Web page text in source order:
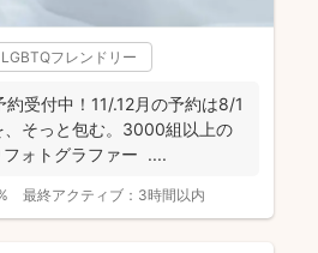
LGBTQフレンドリー
受付中！11/.12月の予約は8/1
、そっと包む。3000組以上の
ォトグラファー ....
最終アクティブ： 3時間以内